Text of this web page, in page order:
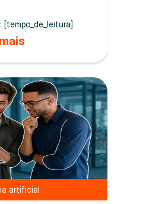
[tempo_de_leitura]
artificial